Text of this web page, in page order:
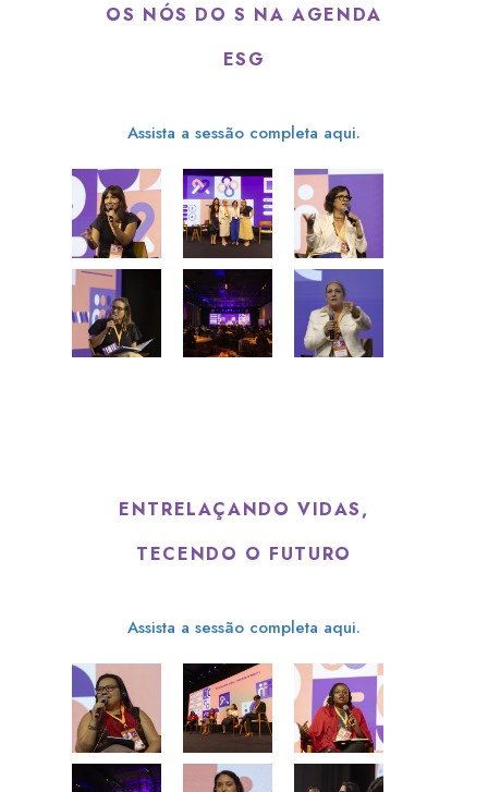
OS NÓS DO S NA AGENDA
ESG
Assista a sessão completa aqui.
ENTRELAÇANDO VIDAS,
TECENDO O FUTURO
Assista a sessão completa aqui.